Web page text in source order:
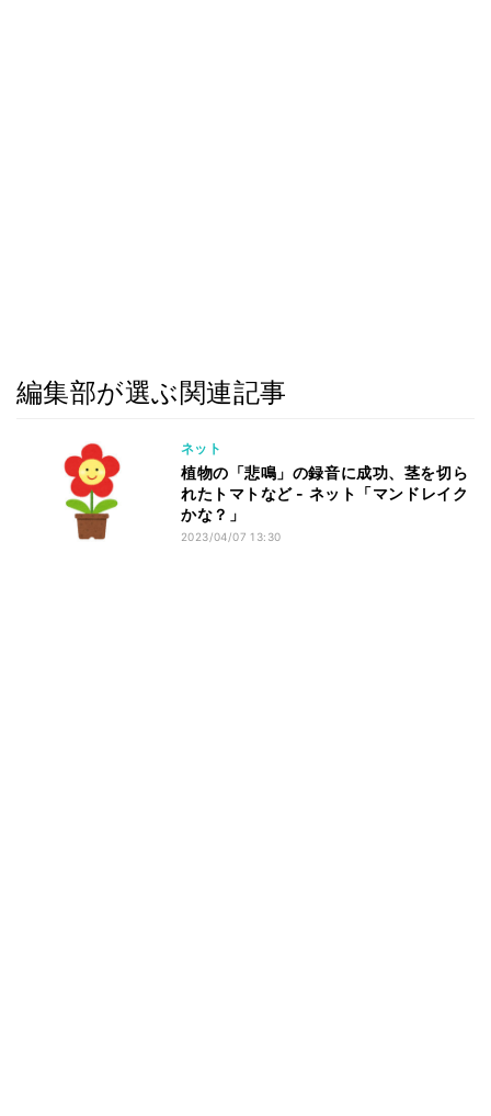
編集部が選ぶ関連記事
ネット
植物の「悲鳴」の録音に成功、茎を切ら
れたトマトなど - ネット「マンドレイク
かな？」
2023/04/07 13:30